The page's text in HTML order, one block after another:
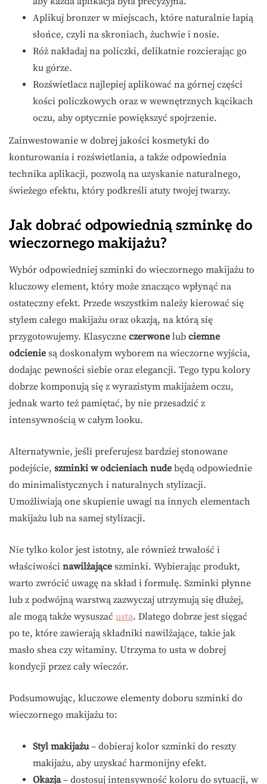
Aplikuj bronzer w miejscach, które naturalnie łapią
słońce, czyli na skroniach, żuchwie i nosie.
Róż nakładaj na policzki, delikatnie rozcierając go
ku górze.
Rozświetlacz najlepiej aplikować na górnej części
kości policzkowych oraz w wewnętrznych kącikach
oczu, aby optycznie powiększyć spojrzenie.
Zainwestowanie w dobrej jakości kosmetyki do
konturowania i rozświetlania, a także odpowiednia
technika aplikacji, pozwolą na uzyskanie naturalnego,
świeżego efektu, który podkreśli atuty twojej twarzy.
Jak dobrać odpowiednią szminkę do
wieczornego makijażu?
Wybór odpowiedniej szminki do wieczornego makijażu to
kluczowy element, który może znacząco wpłynąć na
ostateczny efekt. Przede wszystkim należy kierować się
stylem całego makijażu oraz okazją, na którą się
przygotowujemy. Klasyczne czerwone lub ciemne
odcienie są doskonałym wyborem na wieczorne wyjścia,
dodając pewności siebie oraz elegancji. Tego typu kolory
dobrze komponują się z wyrazistym makijażem oczu,
jednak warto też pamiętać, by nie przesadzić z
intensywnością w całym looku.
Alternatywnie, jeśli preferujesz bardziej stonowane
podejście, szminki w odcieniach nude będą odpowiednie
do minimalistycznych i naturalnych stylizacji.
Umożliwiają one skupienie uwagi na innych elementach
makijażu lub na samej stylizacji.
Nie tylko kolor jest istotny, ale również trwałość i
właściwości nawilżające szminki. Wybierając produkt,
warto zwrócić uwagę na skład i formułę. Szminki płynne
lub z podwójną warstwą zazwyczaj utrzymują się dłużej,
ale mogą także wysuszać usta. Dlatego dobrze jest sięgać
po te, które zawierają składniki nawilżające, takie jak
masło shea czy witaminy. Utrzyma to usta w dobrej
kondycji przez cały wieczór.
Podsumowując, kluczowe elementy doboru szminki do
wieczornego makijażu to:
Styl makijażu– dobieraj kolor szminki do reszty
makijażu, aby uzyskać harmonijny efekt.
Okazja– dostosuj intensywność koloru do sytuacji, w